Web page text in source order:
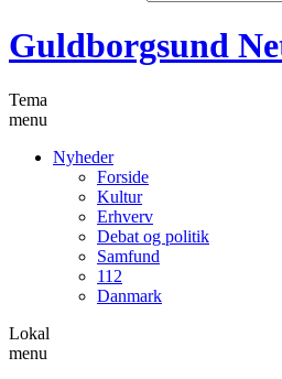
Guldborgsund
Tema
menu
Nyheder
Forside
Kultur
Erhverv
Debat og politik
Samfund
112
Danmark
Lokal
menu